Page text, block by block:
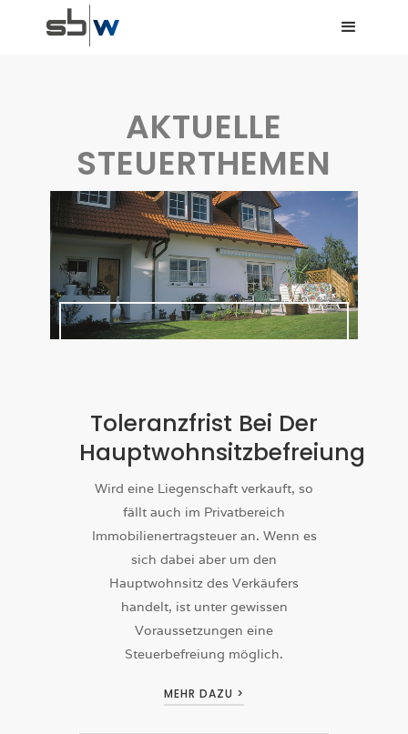
AKTUELLE
STEUERTHEMEN
Toleranzfrist Bei Der
Hauptwohnsitzbefreiung
Wird eine Liegenschaft verkauft, so
fällt auch im Privatbereich
Immobilienertragsteuer an. Wenn es
sich dabei aber um den
Hauptwohnsitz des Verkäufers
handelt, ist unter gewissen
Voraussetzungen eine
Steuerbefreiung möglich.
MEHR DAZU >